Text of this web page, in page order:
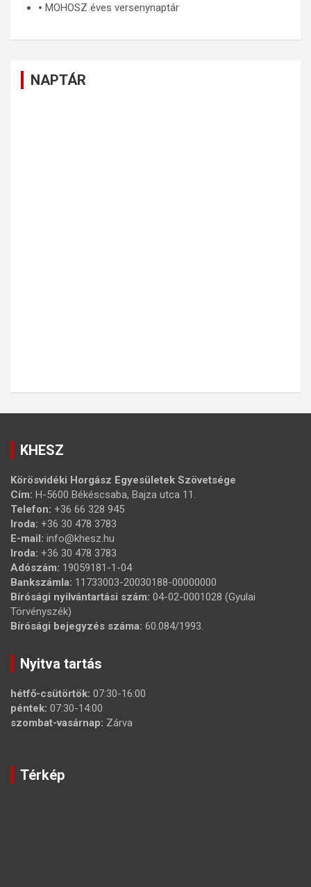
🞄 MOHOSZ éves versenynaptár
NAPTÁR
KHESZ
Körösvidéki Horgász Egyesületek Szövetsége
Cím: H-5600 Békéscsaba, Bajza utca 11.
Telefon: +36 66 328 945
Iroda: +36 30 478 3783
E-mail: info@khesz.hu
Iroda: +36 30 478 3783
Adószám: 19059181-1-04
Bankszámla: 11733003-20030188-00000000
Bírósági nyilvántartási szám: 04-02-0001028 (Gyulai
Törvényszék)
Bírósági bejegyzés száma: 60.084/1993.
Nyitva tartás
hétfő-csütörtök: 07:30-16:00
péntek: 07:30-14:00
szombat-vasárnap: Zárva
Térkép